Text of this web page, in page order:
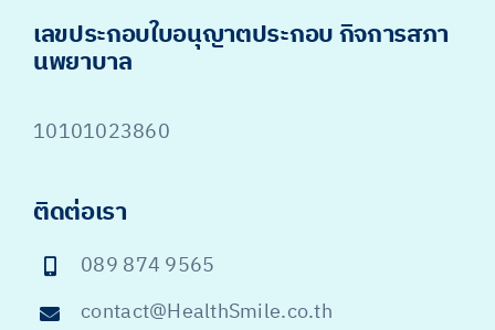
เลขประกอบใบอนุญาตประกอบ กิจการสภา
นพยาบาล
10101023860
ติดต่อเรา
089 874 9565
contact@HealthSmile.co.th